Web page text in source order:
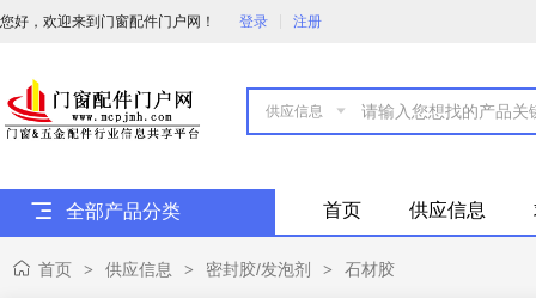
您好，欢迎来到门窗配件门户网！ 登录 注册

全部产品分类 首页 供应信息
首页 > 供应信息 > 密封胶/发泡剂 > 石材胶